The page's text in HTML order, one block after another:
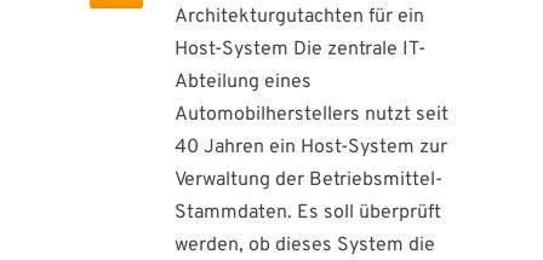
Architekturgutachten für ein
Host-System Die zentrale IT-
Abteilung eines
Automobilherstellers nutzt seit
40 Jahren ein Host-System zur
Verwaltung der Betriebsmittel-
Stammdaten. Es soll überprüft
werden, ob dieses System die